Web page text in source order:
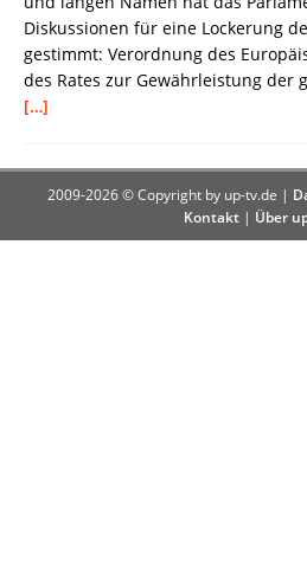
Diskussionen für eine Lockerung
gestimmt: Verordnung des
des Rates zur Gewährleistung der
[…]
2009-2026 © Copyright by up-tv.de |
Kontakt | Über